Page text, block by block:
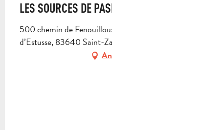
LES SOURCES DE PASITHÉA
500 chemin de Fenouilloux, par le chemin
d’Estusse, 83640 Saint-Zacharie
Anfahrt